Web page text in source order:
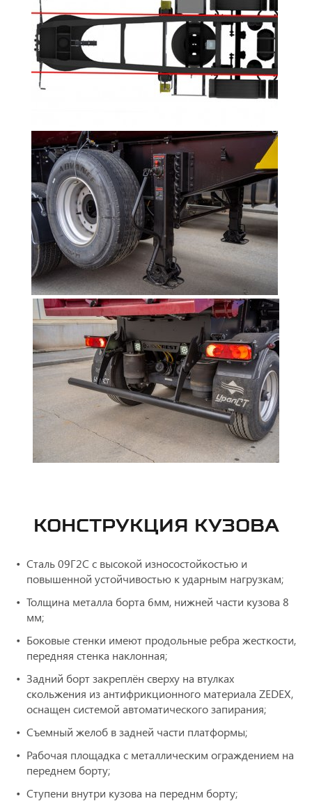
КОНСТРУКЦИЯ КУЗОВА
Cталь 09Г2С с высокой износостойкостью и
повышенной устойчивостью к ударным нагрузкам;
Толщина металла борта 6мм, нижней части кузова 8
мм;
Боковые стенки имеют продольные ребра жесткости,
передняя стенка наклонная;
Задний борт закреплён сверху на втулках
скольжения из антифрикционного материала ZEDEX,
оснащен системой автоматического запирания;
Съемный желоб в задней части платформы;
Рабочая площадка с металлическим ограждением на
переднем борту;
Ступени внутри кузова на переднм борту;